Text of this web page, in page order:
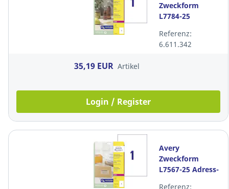
Zweckform
L7784-25
Etiketten, 210 x
297 mm, 25
Referenz:
6.611.342
35,19 EUR Artikel
Login / Register
Avery
Zweckform
L7567-25 Adress-
Referenz: